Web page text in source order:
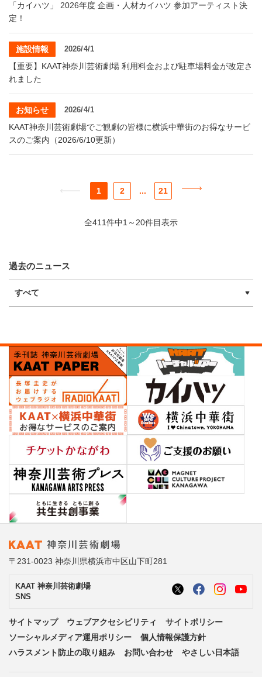
「カイハツ」 2026年度 企画・人材カイハツ 参加アーティスト決
定！
施設情報 2026/4/1
【重要】KAAT神奈川芸術劇場 利用料金および駐車場料金が改定さ
れました
お知らせ 2026/4/1
KAAT神奈川芸術劇場でご観劇の皆様に横浜中華街のお得なサービ
スのご案内（2026/6/10更新）
1 2 ... 21
全411件中1～20件目表示
過去のニュース
〒231-0023 神奈川県横浜市中区山下町281
KAAT 神奈川芸術劇場
SNS
サイトマップ ウェブアクセシビリティ
サイトポリシー
ソーシャルメディア運用ポリシー
個人情報保護方針
ハラスメント防止の取り組み
お問い合わせ やさしい日本語